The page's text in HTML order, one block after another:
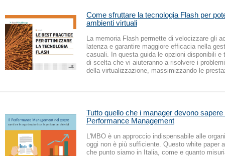
Come sfruttare la tecnologia Flash per
ambienti virtuali
La memoria Flash permette di velocizzare gli
latenza e garantire maggiore efficacia nella
casuali. In questa guida le opzioni disponibili e
di scelta che vi aiuteranno a risolvere i
della virtualizzazione, massimizzando le
Tutto quello che i manager devono sapere
Performance Management
L'MBO è un approccio indispensabile alle
oggi non è più sufficiente. Questo white paper
che punto siamo in Italia, come e quanto